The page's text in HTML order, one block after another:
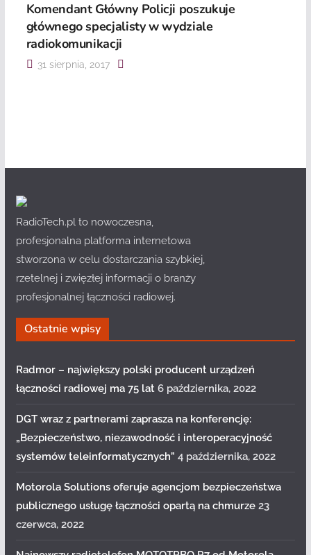
Komendant Główny Policji poszukuje
głównego specjalisty w wydziale
radiokomunikacji
31 sierpnia, 2017
RadioTech.pl to nowoczesna,
profesjonalna platforma internetowa
stworzona w celu dostarczania szybkiej,
rzetelnej i zwięzłej informacji o branży
profesjonalnej łączności radiowej.
Ostatnie wpisy
Radmor – największy polski producent urządzeń
łączności radiowej ma 75 lat 6 października, 2022
DGT wraz z partnerami zaprasza na konferencję:
„Bezpieczeństwo, niezawodność i interoperacyjność
systemów teleinformatycznych” 4 października, 2022
Motorola Solutions oferuje agencjom bezpieczeństwa
publicznego usługę łączności opartą na chmurze 23
czerwca, 2022